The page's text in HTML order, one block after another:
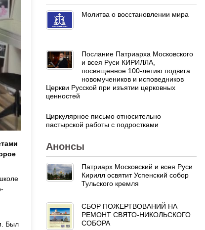
Был
Молитва о восстановлении мира
Послание Патриарха Московского
и всея Руси КИРИЛЛА,
посвященное 100-летию подвига
новомучеников и исповедников
Церкви Русской при изъятии церковных
ценностей
Циркулярное письмо относительно
пастырской работы с подростками
Анонсы
Патриарх Московский и всея Руси
Кирилл освятит Успенский собор
Тульского кремля
СБОР ПОЖЕРТВОВАНИЙ НА
РЕМОНТ СВЯТО-НИКОЛЬСКОГО
СОБОРА